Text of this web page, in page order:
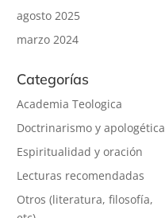
agosto 2025
marzo 2024
Categorías
Academia Teologica
Doctrinarismo y apologética
Espiritualidad y oración
Lecturas recomendadas
Otros (literatura, filosofía,